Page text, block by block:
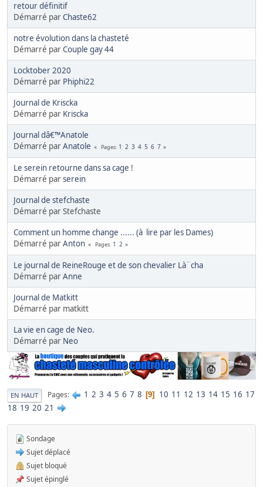
retour définitif
Démarré parChaste62
notre évolution dans la chasteté
Démarré parCouple gay 44
Locktober 2020
Démarré par Phiphi22
Journal de Kriscka
Démarré par Kriscka
Journal dâ€™Anatole
Démarré parAnatole Pages 1 2 3 4 5 6 7
Le serein retourne dans sa cage !
Démarré parserein
Journal de stefchaste
Démarré par Stefchaste
Comment un homme change ...... (à lire par les Dames)
Démarré parAnton Pages 1 2
Le journal de ReineRouge et de son chevalier Là¨cha
Démarré parAnne
Journal de Matkitt
Démarré par matkitt
La vie en cage de Neo.
Démarré par Neo
EN HAUT Pages 1 2 3 4 5 6 7 8 9 10 11 12 13 14 15 16 17
18 19 20 21
Sondage
Sujet déplacé
Sujet bloqué
Sujet épinglé